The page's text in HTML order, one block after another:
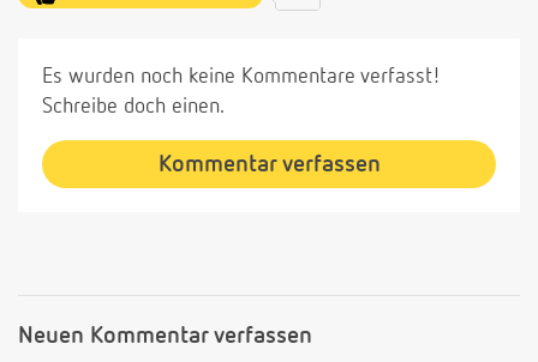
Es wurden noch keine Kommentare verfasst!
Schreibe doch einen.
Kommentar verfassen
Neuen Kommentar verfassen